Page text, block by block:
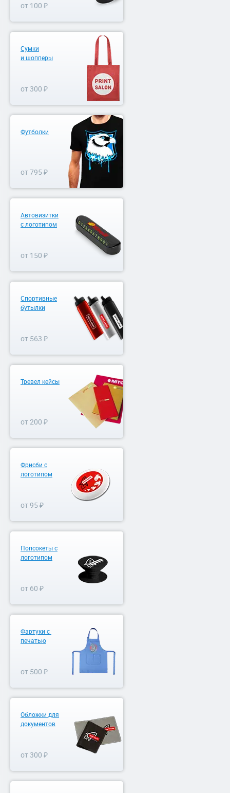
от 100 ₽
Сумки
и шопперы
от 300 ₽
Футболки
от 795 ₽
Автовизитки
с логотипом
от 150 ₽
Спортивные
бутылки
от 563 ₽
Тревел кейсы
от 200 ₽
Фрисби с
логотипом
от 95 ₽
Попсокеты с
логотипом
от 60 ₽
Фартуки с
печатью
от 500 ₽
Обложки для
документов
от 300 ₽